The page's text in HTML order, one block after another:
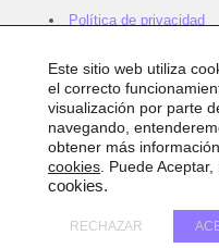
Política de privacidad
Política de cookies
Configurar cookies
Sitemap
Accesibilidad
Este sitio web utiliza
el correcto
visualización por parte
navegando,
obtener más
cookies . Puede
cookies.
RECHAZAR